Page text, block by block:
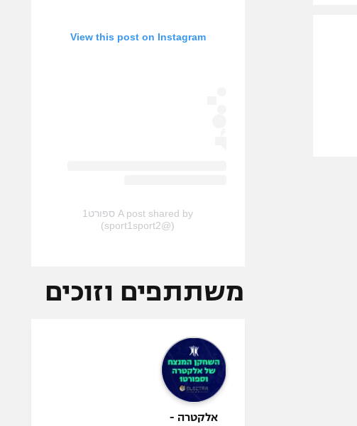
View this post on Instagram
A post shared by ספורט1
(@sport1sport2)
משתתפים וזוכים
אלקטרה -